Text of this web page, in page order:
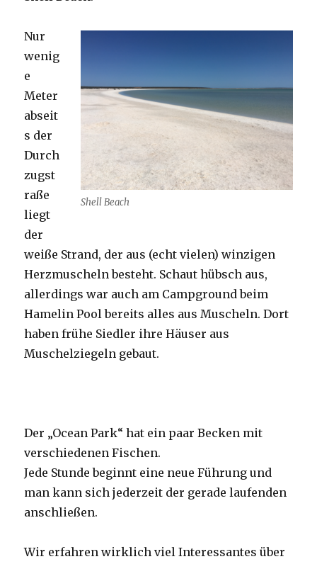
Shell Beach
Nur
wenig
e
Meter
abseit
s der
Durch
zugst
raße
liegt
der
weiße Strand, der aus (echt vielen) winzigen
Herzmuscheln besteht. Schaut hübsch aus,
allerdings war auch am Campground beim
Hamelin Pool bereits alles aus Muscheln. Dort
haben frühe Siedler ihre Häuser aus
Muschelziegeln gebaut.
Der „Ocean Park“ hat ein paar Becken mit
verschiedenen Fischen.
Jede Stunde beginnt eine neue Führung und
man kann sich jederzeit der gerade laufenden
anschließen.
Wir erfahren wirklich viel Interessantes über